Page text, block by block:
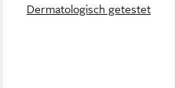
Dermatologisch getestet